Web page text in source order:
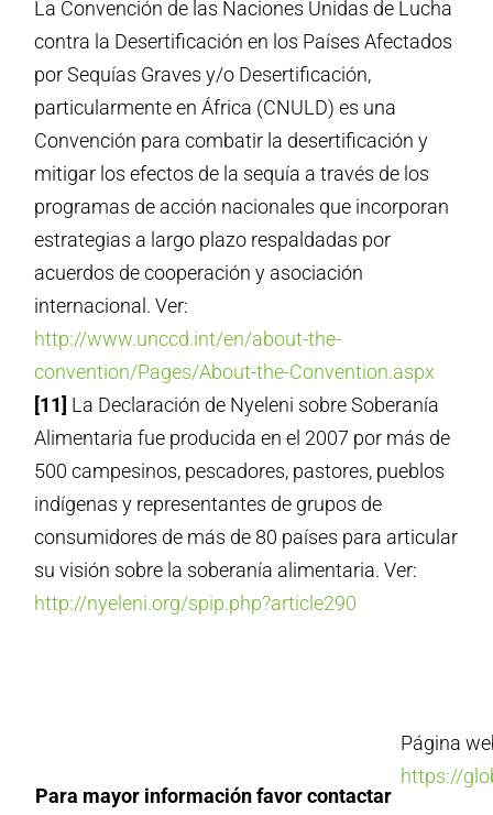
La Convención de las Naciones Unidas de Lucha
contra la Desertificación en los Países Afectados
por Sequías Graves y/o Desertificación,
particularmente en África (CNULD) es una
Convención para combatir la desertificación y
mitigar los efectos de la sequía a través de los
programas de acción nacionales que incorporan
estrategias a largo plazo respaldadas por
acuerdos de cooperación y asociación
internacional. Ver:
http://www.unccd.int/en/about-the-
convention/Pages/About-the-Convention.aspx
[11] La Declaración de Nyeleni sobre Soberanía
Alimentaria fue producida en el 2007 por más de
500 campesinos, pescadores, pastores, pueblos
indígenas y representantes de grupos de
consumidores de más de 80 países para articular
su visión sobre la soberanía alimentaria. Ver:
http://nyeleni.org/spip.php?article290
Para mayor información favor contactar
Página
https://